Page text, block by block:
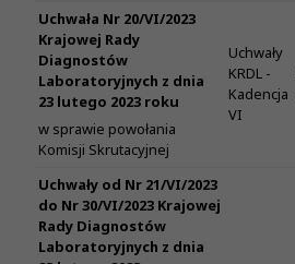
Uchwała Nr 20/VI/2023
Krajowej Rady
Diagnostów
Laboratoryjnych z dnia
23 lutego 2023 roku
w sprawie powołania
Komisji Skrutacyjnej
Uchwały
KRDL -
Kadencja
VI
Uchwały od Nr 21/VI/2023
do Nr 30/VI/2023 Krajowej
Rady Diagnostów
Laboratoryjnych z dnia